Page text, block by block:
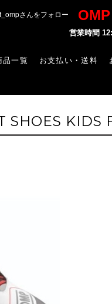
営業時間
品一覧 お支払い・送料
SHOES